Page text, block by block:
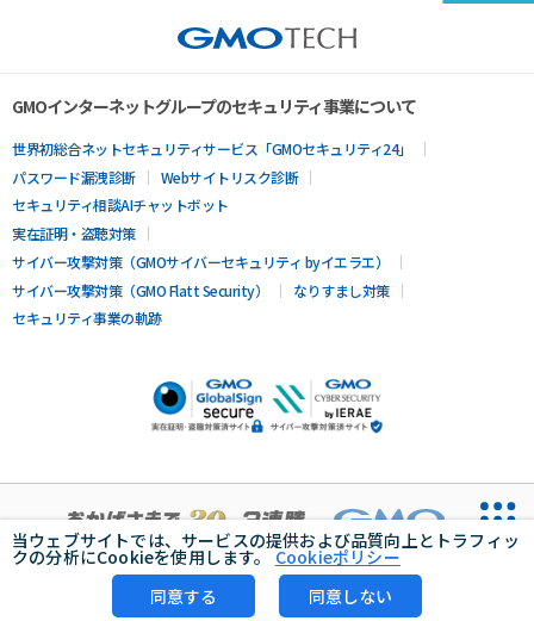
GMOインターネットグループのセキュリティ事業について
世界初総合ネットセキュリティサービス「GMOセキュリティ24」
パスワード漏洩診断
Webサイトリスク診断
セキュリティ相談AIチャットボット
実在証明・盗聴対策
サイバー攻撃対策（GMOサイバーセキュリティ byイエラエ）
サイバー攻撃対策（GMO Flatt Security）
なりすまし対策
セキュリティ事業の軌跡
当ウェブサイトでは、サービスの提供および品質向上とトラフィッ
クの分析にCookieを使用します。 Cookieポリシー
同意する
同意しない